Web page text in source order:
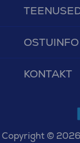
OSTUINFO
KONTAKT
Copyright © 2026